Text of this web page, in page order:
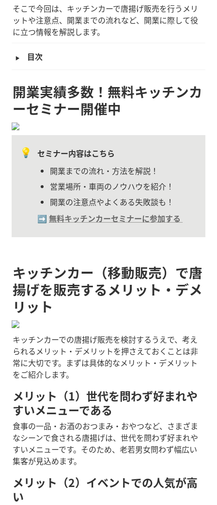
そこで今回は、キッチンカーで唐揚げ販売を行うメリ
ットや注意点、開業までの流れなど、開業に際して役
に立つ情報を解説します。
‣ 目次
開業実績多数！無料キッチンカ
ーセミナー開催中
💡
セミナー内容はこちら
開業までの流れ・方法を解説！
営業場所・車両のノウハウを紹介！
開業の注意点やよくある失敗談も！
➡️ 無料キッチンカーセミナーに参加する
キッチンカー（移動販売）で唐
揚げを販売するメリット・デメ
リット
キッチンカーでの唐揚げ販売を検討するうえで、考え
られるメリット・デメリットを押さえておくことは非
常に大切です。まずは具体的なメリット・デメリット
をご紹介します。
メリット（1）世代を問わず好まれや
すいメニューである
食事の一品・お酒のおつまみ・おやつなど、さまざま
なシーンで食される唐揚げは、世代を問わず好まれや
すいメニューです。そのため、老若男女問わず幅広い
集客が見込めます。
メリット（2）イベントでの人気が高
い